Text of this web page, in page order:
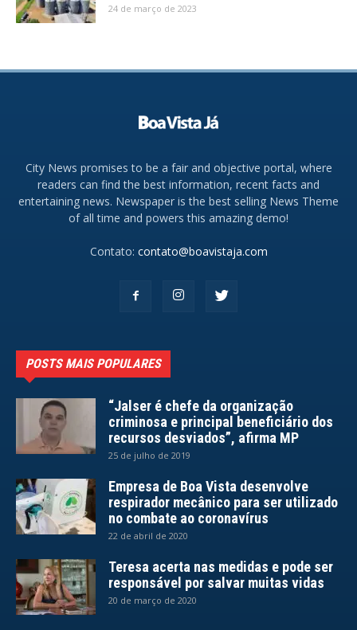
24 de março de 2023
City News promises to be a fair and objective portal, where
readers can find the best information, recent facts and
entertaining news. Newspaper is the best selling News Theme
of all time and powers this amazing demo!
Contato: contato@boavistaja.com
POSTS MAIS POPULARES
“Jalser é chefe da organização
criminosa e principal beneficiário dos
recursos desviados”, afirma MP
25 de julho de 2019
Empresa de Boa Vista desenvolve
respirador mecânico para ser utilizado
no combate ao coronavírus
22 de abril de 2020
Teresa acerta nas medidas e pode ser
responsável por salvar muitas vidas
20 de março de 2020